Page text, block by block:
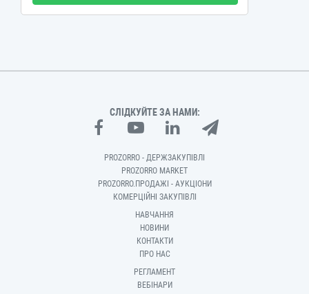
СЛІДКУЙТЕ ЗА НАМИ:
PROZORRO - ДЕРЖЗАКУПІВЛІ
PROZORRO MARKET
PROZORRO.ПРОДАЖІ - АУКЦІОНИ
КОМЕРЦІЙНІ ЗАКУПІВЛІ
НАВЧАННЯ
НОВИНИ
КОНТАКТИ
ПРО НАС
РЕГЛАМЕНТ
ВЕБІНАРИ